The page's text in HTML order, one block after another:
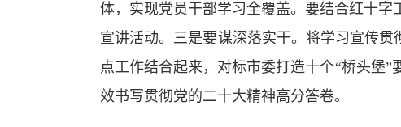
体，实现党员干部学习全覆盖。要结合红十
宣讲活动。三是要谋深落实干。将学习宣传
点工作结合起来，对标市委打造十个“桥头堡
效书写贯彻党的二十大精神高分答卷。